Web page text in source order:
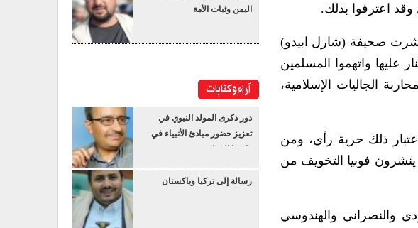
اعترفوا بذلك.
نشرت صحيفة (شارل ابيدو)
عليها واتهموا المسلمين
الجاليات الإسلامية،
ذلك حرية رأي، ومن
فوبيا التخويف من
والنصراني والهندوسي
اليمن وثبات الأمة
آراء وكتابات
دور ذكرى المولد النبوي في
تعزيز حضور مبادئ الأنبياء في
واقعنا المعاصر
رسالة إلى تركيا وباكستان